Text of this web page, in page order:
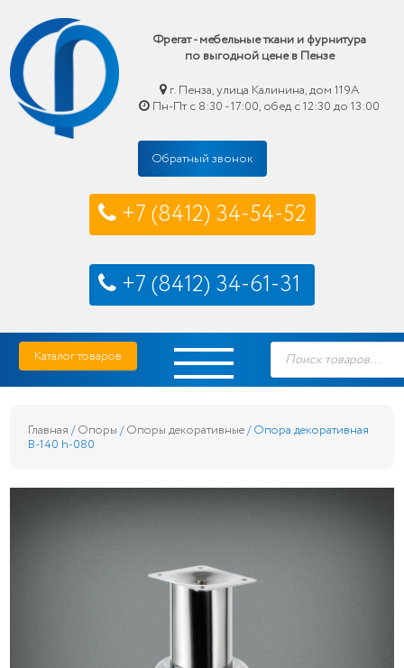
Фрегат - мебельные ткани и фурнитура
по выгодной цене в Пензе
г. Пенза, улица Калинина, дом 119А
Пн-Пт с 8:30 - 17:00, обед с 12:30 до 13:00
Обратный звонок
+7 (8412) 34-54-52
+7 (8412) 34-61-31
Skip
content
Фрегат — мебельные ткани и фурнитура купить по выгодной цене в Пензе
Каталог товаров
Поиск
товаров
Главная /Опоры /Опоры декоративные/ Опора декоративная
B-140 h-080